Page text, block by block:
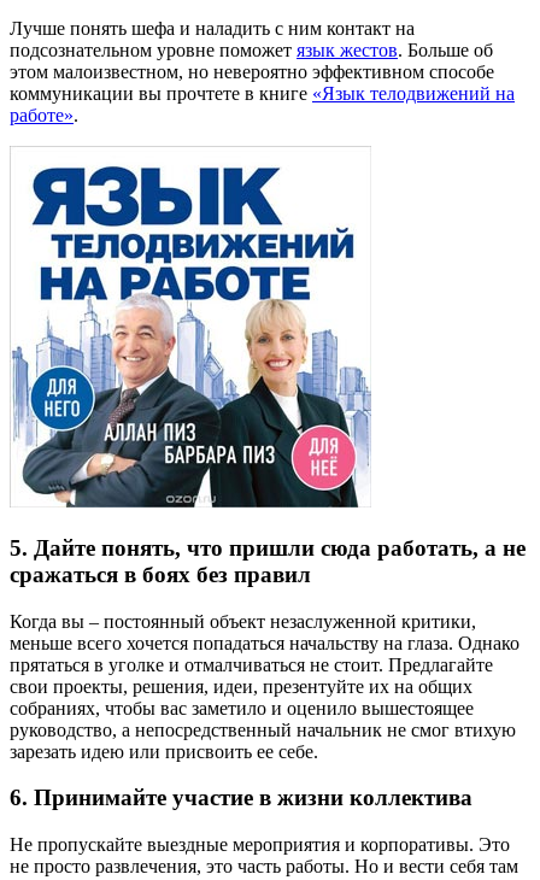
Лучше понять шефа и наладить с ним контакт на
подсознательном уровне поможет язык жестов. Больше об
этом малоизвестном, но невероятно эффективном способе
коммуникации вы прочтете в книге «Язык телодвижений на
работе».
5. Дайте понять, что пришли сюда работать, а не
сражаться в боях без правил
Когда вы – постоянный объект незаслуженной критики,
меньше всего хочется попадаться начальству на глаза. Однако
прятаться в уголке и отмалчиваться не стоит. Предлагайте
свои проекты, решения, идеи, презентуйте их на общих
собраниях, чтобы вас заметило и оценило вышестоящее
руководство, а непосредственный начальник не смог втихую
зарезать идею или присвоить ее себе.
6. Принимайте участие в жизни коллектива
Не пропускайте выездные мероприятия и корпоративы. Это
не просто развлечения, это часть работы. Но и вести себя там